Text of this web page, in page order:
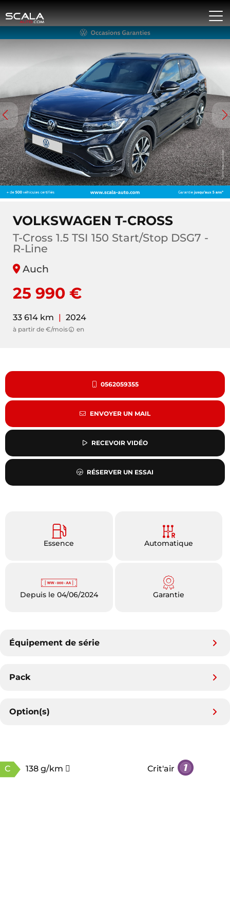
VOLKSWAGEN T-CROSS
T-Cross 1.5 TSI 150 Start/Stop DSG7 -
R-Line
Auch
25 990 €
33 614 km | 2024
à partir de €/mois en
0562059355
ENVOYER UN MAIL
RECEVOIR VIDÉO
RÉSERVER UN ESSAI
Essence Automatique
Depuis le 04/06/2024 Garantie
Équipement de série
Pack
Option(s)
C 138 g/km Crit'air